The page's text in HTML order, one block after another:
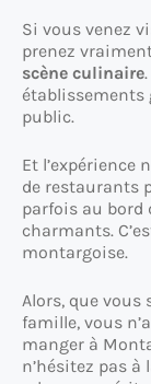
Si vous venez
prenez
scène culinaire
établissements
public.
Et l’expérience
de restaurants
parfois au bord
charmants.
montargoise.
Alors, que vous
famille, vous
manger à
n’hésitez pas